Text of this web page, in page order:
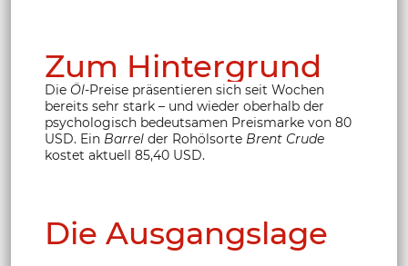
Zum Hintergrund
Die Öl-Preise präsentieren sich seit Wochen
bereits sehr stark – und wieder oberhalb der
psychologisch bedeutsamen Preismarke von 80
USD. Ein Barrel der Rohölsorte Brent Crude
kostet aktuell 85,40 USD.
Die Ausgangslage